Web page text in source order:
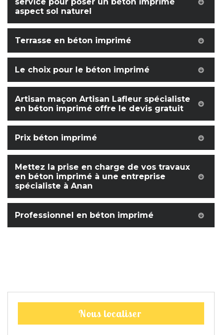
aspect sol naturel
Terrasse en béton imprimé
Le choix pour le béton imprimé
Artisan maçon Artisan Lafleur spécialiste
en béton imprimé offre le devis gratuit
Prix béton imprimé
Mettez la prise en charge de vos travaux
en béton imprimé à une entreprise
spécialiste à Anan
Professionnel en béton imprimé
Nous localiser